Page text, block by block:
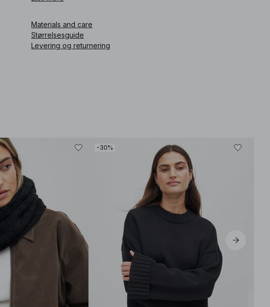
Materials and care
Størrelsesguide
Levering og returnering
-30%